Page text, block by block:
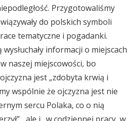
Przygotowaliśmy
do polskich symboli
tematyczne i pogadanki.
wysłuchały informacji o miejscach
naszej miejscowości, bo
jest „zdobyta krwią i
wspólnie że ojczyzna jest nie
sercu Polaka, co o nią